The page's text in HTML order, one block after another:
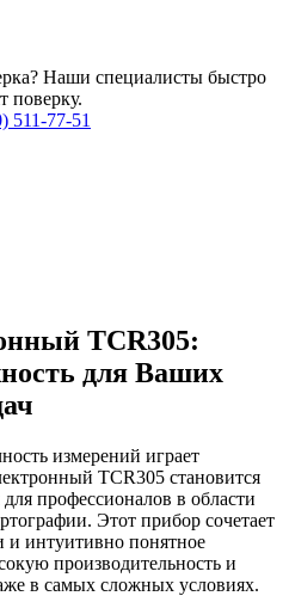
Наши специалисты быстро
поверку.
511-77-51
TCR305:
для Ваших
измерений играет
TCR305 становится
профессионалов в области
Этот прибор сочетает
и интуитивно понятное
производительность и
в самых сложных условиях.